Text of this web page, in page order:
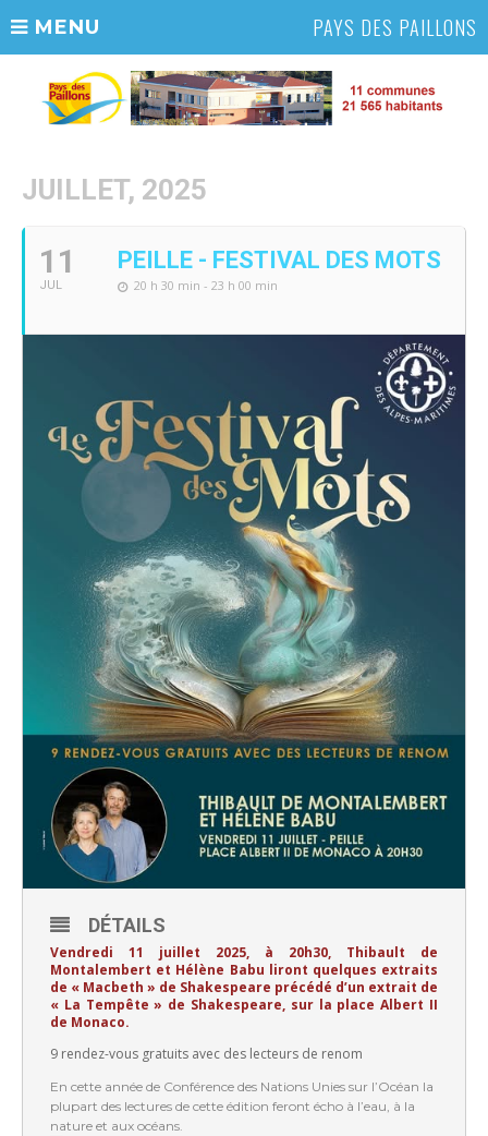
MENU PAYS DES PAILLONS
JUILLET, 2025
11
JUL
PEILLE - FESTIVAL DES MOTS
20 h 30 min - 23 h 00 min
DÉTAILS
Vendredi 11 juillet 2025, à 20h30, Thibault de
Montalembert et Hélène Babu liront quelques extraits
de « Macbeth » de Shakespeare précédé d’un extrait de
« La Tempête » de Shakespeare, sur la place Albert II
de Monaco.
9 rendez-vous gratuits avec des lecteurs de renom
En cette année de Conférence des Nations Unies sur l’Océan la
plupart des lectures de cette édition feront écho à l’eau, à la
nature et aux océans.